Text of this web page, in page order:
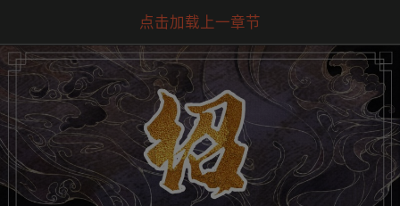
点击加载上一章节